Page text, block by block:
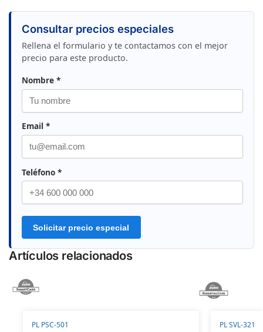
Consultar precios especiales
Rellena el formulario y te contactamos con el mejor
precio para este producto.
Nombre *
Email *
Teléfono *
Solicitar precio especial
Artículos relacionados
PL PSC-501 PL SVL-321